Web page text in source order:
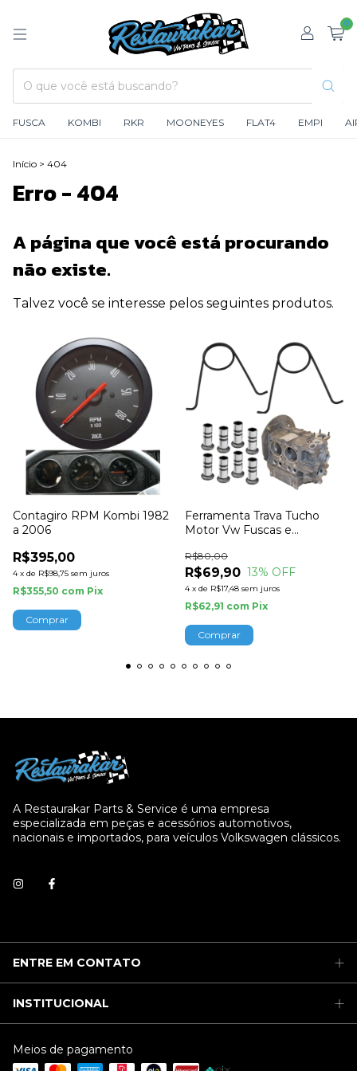
0
FUSCA KOMBI RKR MOONEYES FLAT4 EMPI
Início > 404
Erro - 404
A página que você está procurando
não existe.
Talvez você se interesse pelos seguintes produtos.
Contagiro RPM Kombi 1982
a 2006
R$395,00
4 x de R$98,75 sem juros
R$355,50 com Pix
Ferramenta Trava Tucho
Motor Vw Fuscas e
R$69,90
R$80,00
13% OFF
4 x de R$17,48 sem juros
R$62,91 com Pix
A Restaurakar Parts & Service é uma empresa
especializada em peças e acessórios automotivos,
nacionais e importados, para veículos Volkswagen clássicos.
ENTRE EM CONTATO
INSTITUCIONAL
Meios de pagamento